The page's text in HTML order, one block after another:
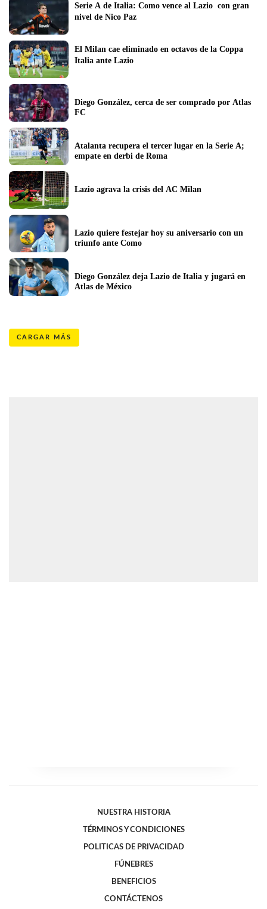
Serie A de Italia: Como vence al Lazio  con gran
nivel de Nico Paz
El Milan cae eliminado en octavos de la Coppa
Italia ante Lazio
Diego González, cerca de ser comprado por Atlas
FC
Atalanta recupera el tercer lugar en la Serie A;
empate en derbi de Roma
Lazio agrava la crisis del AC Milan
Lazio quiere festejar hoy su aniversario con un
triunfo ante Como
Diego González deja Lazio de Italia y jugará en
Atlas de México
CARGAR MÁS
NUESTRA HISTORIA
TÉRMINOS Y CONDICIONES
POLITICAS DE PRIVACIDAD
FÚNEBRES
BENEFICIOS
CONTÁCTENOS